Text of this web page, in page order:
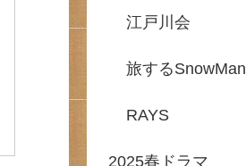
江戸川会
旅するSnowMan
RAYS
2025春ドラマ